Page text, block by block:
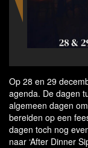
Op 28 en 29
agenda. De dagen
algemeen dagen
bereiden op een
dagen toch nog
naar ‘After Dinner